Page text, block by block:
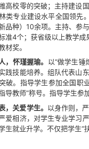
高校零的突破；主持建设
类专业建设水平全国领先
品种）10余项。主持、参
准4个；获省级以上教学成
材奖。
，怀瑾握瑜。 以“做学生
践技能培养。组队代表山
破。指导学生参加全国职
导教师”称号。指导学生参
，关爱学生。 以身作则，
爱相济，对学生专业学习
生就业升学。不仅把学生“